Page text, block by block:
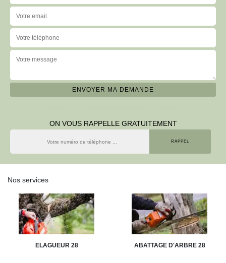
ON VOUS RAPPELLE GRATUITEMENT
Nos services
ELAGUEUR 28 ABATTAGE D'ARBRE 28